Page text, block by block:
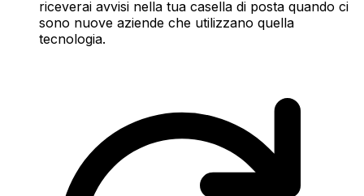
riceverai avvisi nella tua casella di posta quando ci
sono nuove aziende che utilizzano quella
tecnologia.